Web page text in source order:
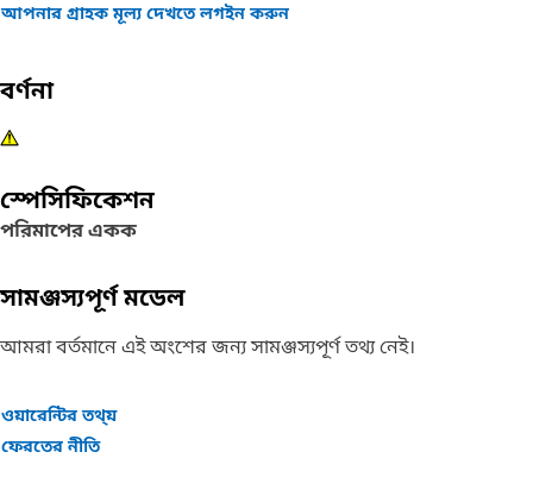
আপনার গ্রাহক মূল্য দেখতে লগইন করুন
বর্ণনা
স্পেসিফিকেশন
পরিমাপের একক
সামঞ্জস্যপূর্ণ মডেল
আমরা বর্তমানে এই অংশের জন্য সামঞ্জস্যপূর্ণ তথ্য নেই।
ওয়ারেন্টির তথ্য়
ফেরতের নীতি